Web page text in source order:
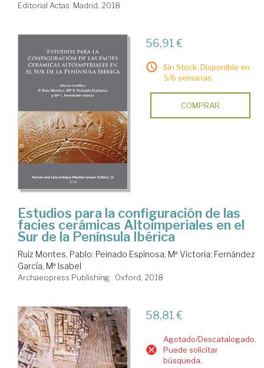
Editorial Actas. Madrid, 2018
56,91 €
Sin Stock. Disponible en
5/6 semanas.
COMPRAR
Estudios para la configuración de las
facies cerámicas Altoimperiales en el
Sur de la Península Ibérica
Ruiz Montes, Pablo; Peinado Espinosa, Mª Victoria; Fernández
García, Mª Isabel
Archaeopress Publishing . Oxford, 2018
58,81 €
Agotado/Descatalogado.
Puede solicitar
búsqueda.